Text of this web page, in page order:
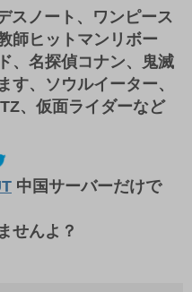
スノート、ワンピース
師ヒットマンリボー
、名探偵コナン、鬼滅
す、ソウルイーター、
、仮面ライダーなど
中国サーバーだけで
せんよ？